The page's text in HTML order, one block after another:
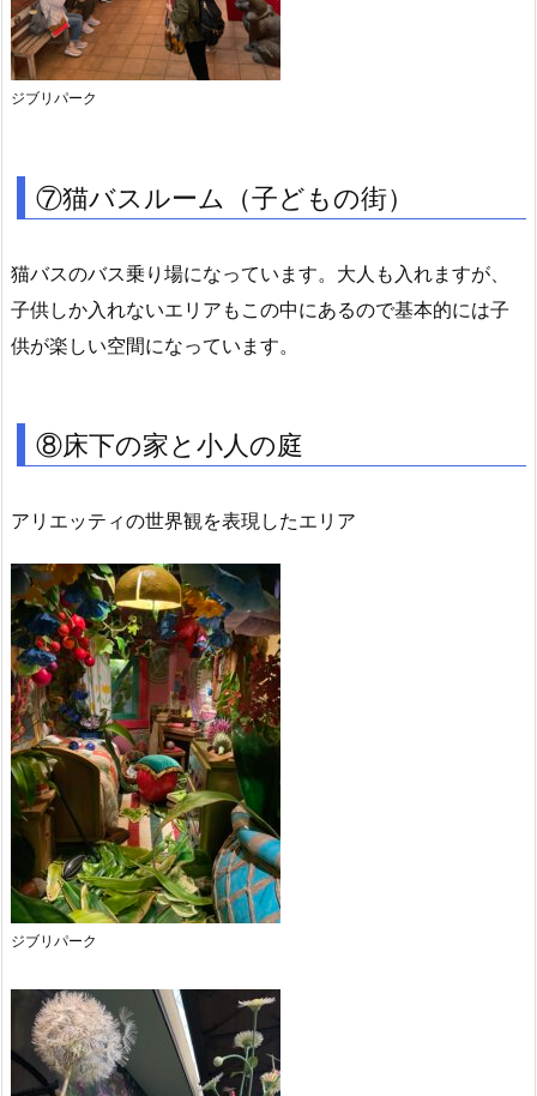
ジブリパーク
⑦猫バスルーム（子どもの街）
猫バスのバス乗り場になっています。大人も入れますが、
子供しか入れないエリアもこの中にあるので基本的には子
供が楽しい空間になっています。
⑧床下の家と小人の庭
アリエッティの世界観を表現したエリア
ジブリパーク